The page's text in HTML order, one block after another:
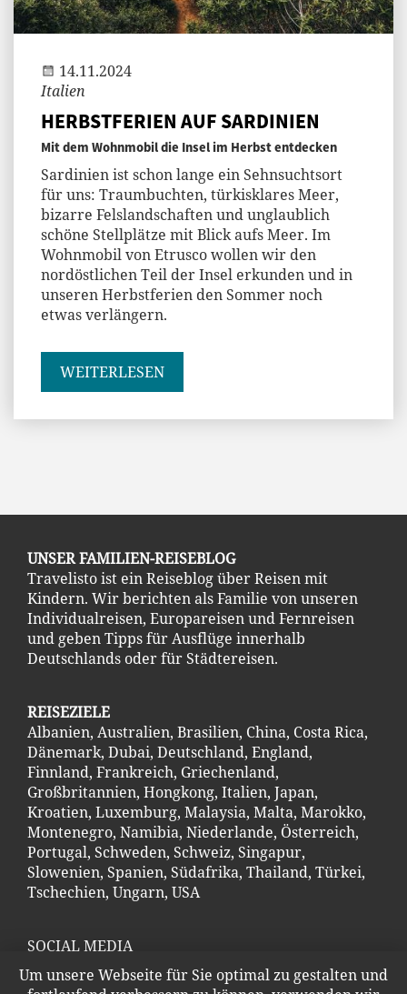
Jenny
14.11.2024
Italien
HERBSTFERIEN AUF SARDINIEN
Mit dem Wohnmobil die Insel im Herbst entdecken
Sardinien ist schon lange ein Sehnsuchtsort
für uns: Traumbuchten, türkisklares Meer,
bizarre Felslandschaften und unglaublich
schöne Stellplätze mit Blick aufs Meer. Im
Wohnmobil von Etrusco wollen wir den
nordöstlichen Teil der Insel erkunden und in
unseren Herbstferien den Sommer noch
etwas verlängern.
WEITERLESEN
UNSER FAMILIEN-REISEBLOG
Travelisto ist ein Reiseblog über Reisen mit
Kindern. Wir berichten als Familie von unseren
Individualreisen, Europareisen und Fernreisen
und geben Tipps für Ausflüge innerhalb
Deutschlands oder für Städtereisen.
REISEZIELE
Albanien, Australien, Brasilien, China, Costa Rica,
Dänemark, Dubai, Deutschland, England,
Finnland, Frankreich, Griechenland,
Großbritannien, Hongkong, Italien, Japan,
Kroatien, Luxemburg, Malaysia, Malta, Marokko,
Montenegro, Namibia, Niederlande, Österreich,
Portugal, Schweden, Schweiz, Singapur,
Slowenien, Spanien, Südafrika, Thailand, Türkei,
Tschechien, Ungarn, USA
SOCIAL MEDIA
Hier kannst Du uns folgen
Instagram
Um unsere Webseite für Sie optimal zu gestalten und